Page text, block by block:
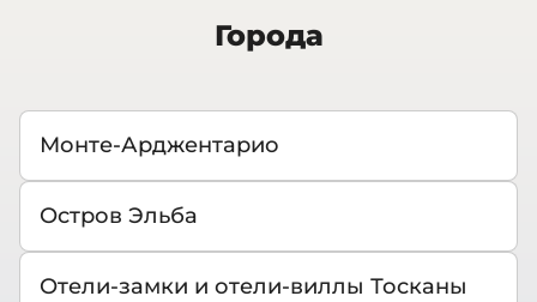
Города
Монте-Арджентарио
Остров Эльба
Отели-замки и отели-виллы Тосканы